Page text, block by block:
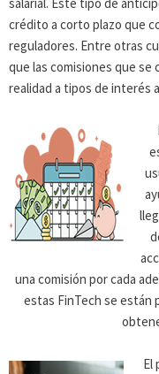
crédito a corto plazo que
reguladores. Entre otras
que las comisiones que se
realidad a tipos de interés
una comisión por cada
estas FinTech se están
El